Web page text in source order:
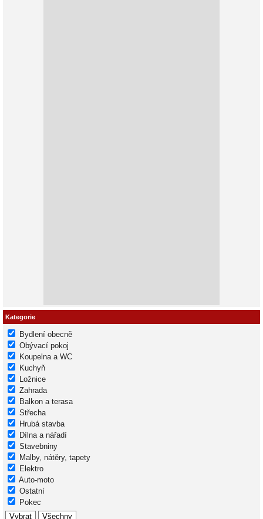
Kategorie
Bydlení obecně
Obývací pokoj
Koupelna a WC
Kuchyň
Ložnice
Zahrada
Balkon a terasa
Střecha
Hrubá stavba
Dílna a nářadí
Stavebniny
Malby, nátěry, tapety
Elektro
Auto-moto
Ostatní
Pokec